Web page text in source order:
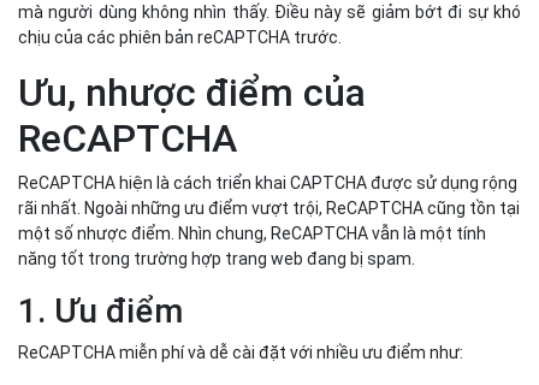
mà người dùng không nhìn thấy. Điều này sẽ giảm bớt đi sự khó
chịu của các phiên bản reCAPTCHA trước.
Ưu, nhược điểm của
ReCAPTCHA
ReCAPTCHA hiện là cách triển khai CAPTCHA được sử dụng rộng
rãi nhất. Ngoài những ưu điểm vượt trội, ReCAPTCHA cũng tồn tại
một số nhược điểm. Nhìn chung, ReCAPTCHA vẫn là một tính
năng tốt trong trường hợp trang web đang bị spam.
1. Ưu điểm
ReCAPTCHA miễn phí và dễ cài đặt với nhiều ưu điểm như: